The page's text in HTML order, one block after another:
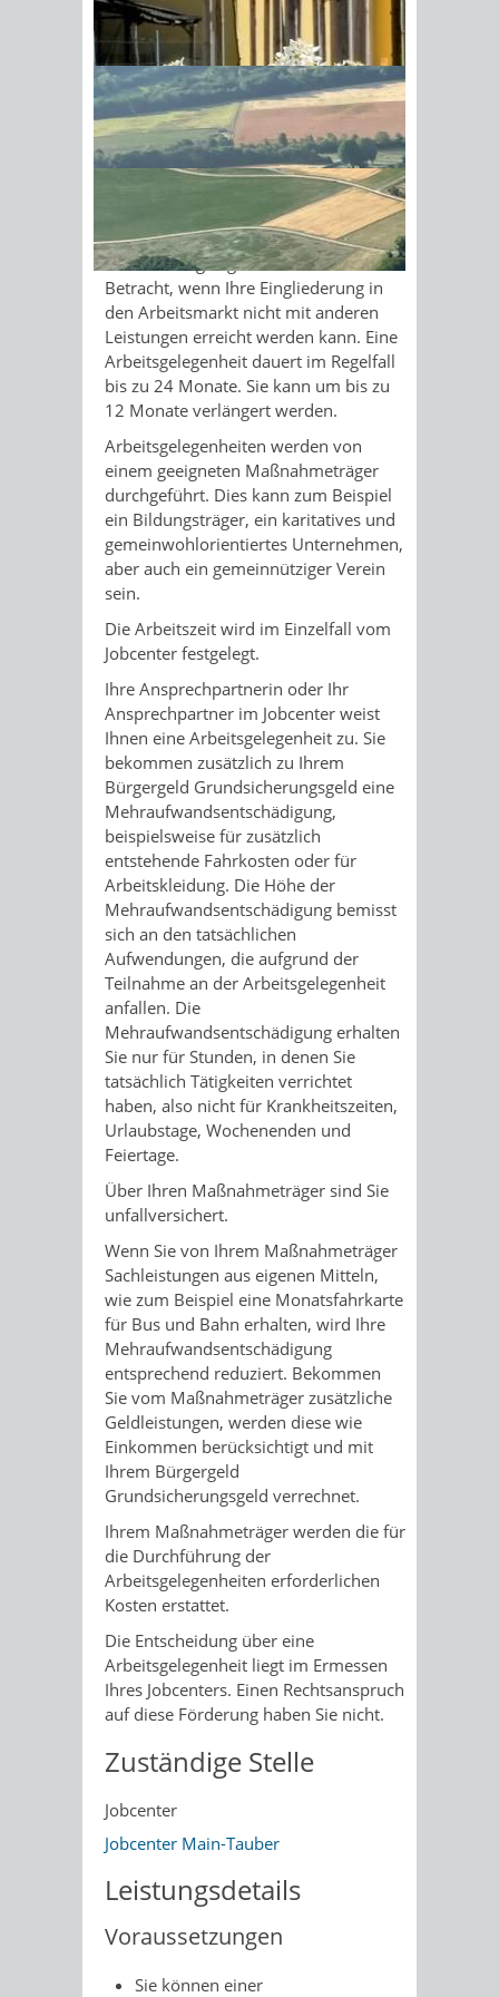
Sonnenschein am Morgen im
Ahornwald
Empfängerin oder Empfänger von
BürgergeldGrundsicherungsgeld
Möglichkeit eine Tätigkeit auszuüben,
die Sie auf eine Beschäftigung am
Arbeitsmarkt vorbereitet.
Die zu verrichtenden Tätigkeiten
müssen zusätzlich und
wettbewerbsneutral sein und im
öffentlichen Interesse liegen.
Eine Arbeitsgelegenheit kommt nur in
Betracht, wenn Ihre Eingliederung in
den Arbeitsmarkt nicht mit anderen
Leistungen erreicht werden kann. Eine
Arbeitsgelegenheit dauert im Regelfall
bis zu 24 Monate. Sie kann um bis zu
12 Monate verlängert werden.
Arbeitsgelegenheiten werden von
einem geeigneten Maßnahmeträger
durchgeführt. Dies kann zum Beispiel
ein Bildungsträger, ein karitatives und
gemeinwohlorientiertes Unternehmen,
aber auch ein gemeinnütziger Verein
sein.
Die Arbeitszeit wird im Einzelfall vom
Jobcenter festgelegt.
Ihre Ansprechpartnerin oder Ihr
Ansprechpartner im Jobcenter weist
Ihnen eine Arbeitsgelegenheit zu. Sie
bekommen zusätzlich zu Ihrem
Bürgergeld Grundsicherungsgeld eine
Mehraufwandsentschädigung,
beispielsweise für zusätzlich
entstehende Fahrkosten oder für
Arbeitskleidung. Die Höhe der
Mehraufwandsentschädigung bemisst
sich an den tatsächlichen
Aufwendungen, die aufgrund der
Teilnahme an der Arbeitsgelegenheit
anfallen. Die
Mehraufwandsentschädigung erhalten
Sie nur für Stunden, in denen Sie
tatsächlich Tätigkeiten verrichtet
haben, also nicht für Krankheitszeiten,
Urlaubstage, Wochenenden und
Feiertage.
Über Ihren Maßnahmeträger sind Sie
unfallversichert.
Wenn Sie von Ihrem Maßnahmeträger
Sachleistungen aus eigenen Mitteln,
wie zum Beispiel eine Monatsfahrkarte
für Bus und Bahn erhalten, wird Ihre
Mehraufwandsentschädigung
entsprechend reduziert. Bekommen
Sie vom Maßnahmeträger zusätzliche
Geldleistungen, werden diese wie
Einkommen berücksichtigt und mit
Ihrem Bürgergeld
Grundsicherungsgeld verrechnet.
Ihrem Maßnahmeträger werden die für
die Durchführung der
Arbeitsgelegenheiten erforderlichen
Kosten erstattet.
Die Entscheidung über eine
Arbeitsgelegenheit liegt im Ermessen
Ihres Jobcenters. Einen Rechtsanspruch
auf diese Förderung haben Sie nicht.
Zuständige Stelle
Jobcenter
Jobcenter Main-Tauber
Leistungsdetails
Voraussetzungen
Sie können einer